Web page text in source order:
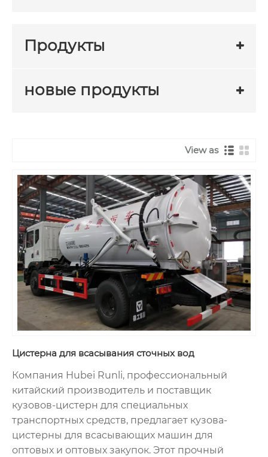
Продукты
новые продукты
View as
Цистерна для всасывания сточных вод
Компания Hubei Runli, профессиональный
китайский производитель и поставщик
кузовов-цистерн для специальных
транспортных средств, предлагает кузова-
цистерны для всасывающих машин для
оптовых и оптовых закупок. Этот прочный